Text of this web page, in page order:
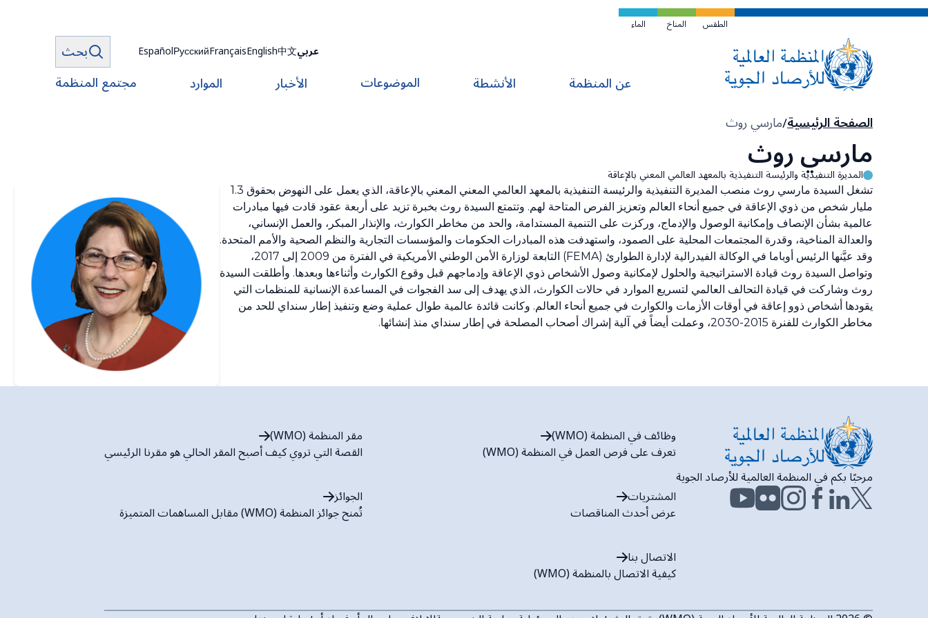
تخطي
الطقس المناخ الماء
عربي中文
English
Français
Русский
Español
بحث
عن المنظمة
الأنشطة الموضوعات الأخبار الموارد مجتمع المنظمة
مسار
التنقل
الصفحة الرئيسية مارسي روث
مارسي روث
المديرة التنفيذية والرئيسة التنفيذية بالمعهد العالمي المعني بالإعاقة
تشغل السيدة مارسي روث منصب المديرة التنفيذية والرئيسة التنفيذية بالمعهد العالمي المعني المعني بالإعاقة، الذي يعمل على النهوض بحقوق 1.3
مليار شخص من ذوي الإعاقة في جميع أنحاء العالم وتعزيز الفرص المتاحة لهم. وتتمتع السيدة روث بخبرة تزيد على أربعة عقود قادت فيها مبادرات
عالمية بشأن الإنصاف وإمكانية الوصول والإدماج، وركزت على التنمية المستدامة، والحد من مخاطر الكوارث، والإنذار المبكر، والعمل الإنساني،
والعدالة المناخية، وقدرة المجتمعات المحلية على الصمود، واستهدفت هذه المبادرات الحكومات والمؤسسات التجارية والنظم الصحية والأمم المتحدة.
وقد عيَّنها الرئيس أوباما في الوكالة الفيدرالية لإدارة الطوارئ (FEMA) التابعة لوزارة الأمن الوطني الأمريكية في الفترة من 2009 إلى 2017،
وتواصل السيدة روث قيادة الاستراتيجية والحلول لإمكانية وصول الأشخاص ذوي الإعاقة وإدماجهم قبل وقوع الكوارث وأثناءها وبعدها. وأطلقت السيدة
روث وشاركت في قيادة التحالف العالمي لتسريع الموارد في حالات الكوارث، الذي يهدف إلى سد الفجوات في المساعدة الإنسانية للمنظمات التي
يقودها أشخاص ذوو إعاقة في أوقات الأزمات والكوارث في جميع أنحاء العالم. وكانت قائدة عالمية طوال عملية وضع وتنفيذ إطار سنداي للحد من
مخاطر الكوارث للفنرة 2015-2030، وعملت أيضاً في آلية إشراك أصحاب المصلحة في إطار سنداي منذ إنشائها.
مرحبًا بكم في المنظمة العالمية للأرصاد الجوية
وظائف في المنظمة (WMO)
تعرف على فرص العمل في المنظمة (WMO)
مقر المنظمة (WMO)
القصة التي تروي كيف أصبح المقر الحالي هو مقرنا الرئيسي
المشتريات
عرض أحدث المناقصات
الجوائز
تُمنح جوائز المنظمة (WMO) مقابل المساهمات المتميزة
الاتصال بنا
كيفية الاتصال بالمنظمة (WMO)